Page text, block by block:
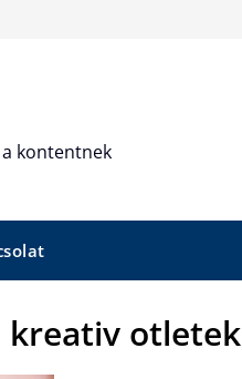
kontentnek
kreativ otletek